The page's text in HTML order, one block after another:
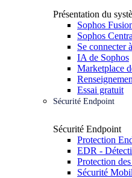
Présentation du
Sophos
Sophos
Se connecter
IA de Sophos
Marketplace
Essai gratuit
Sécurité Endpoint
Sécurité Endpoint
Protection
EDR -
Protection
Sécurité